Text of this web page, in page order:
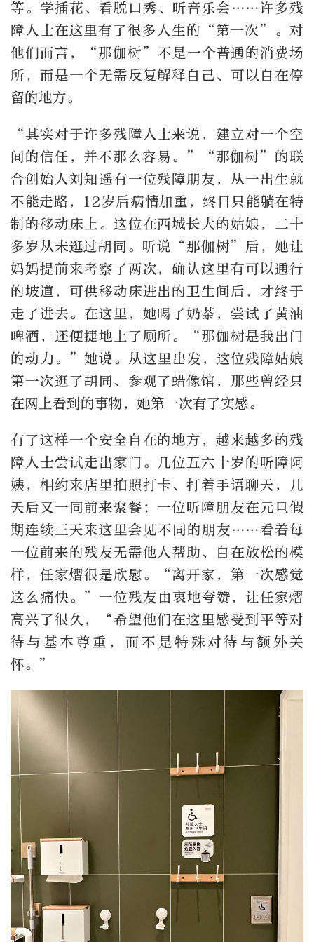
等。学插花、看脱口秀、听音乐会……许多残
障人士在这里有了很多人生的“第一次”。对
他们而言，“那伽树”不是一个普通的消费场
所，而是一个无需反复解释自己、可以自在停
留的地方。
“其实对于许多残障人士来说，建立对一个空
间的信任，并不那么容易。”“那伽树”的联
合创始人刘知遥有一位残障朋友，从一出生就
不能走路，
12岁后病情加重，终日只能躺在特
制的移动床上。这位在西城长大的姑娘，二十
多岁从未逛过胡同。听说“那伽树”后，她让
妈妈提前来考察了两次，确认这里有可以通行
的坡道，可供移动床进出的卫生间后，才终于
走了进去。在这里，她喝了奶茶，尝试了黄油
啤酒，还便捷地上了厕所。“那伽树是我出门
的动力。”她说。从这里出发，这位残障姑娘
第一次逛了胡同、参观了蜡像馆，那些曾经只
在网上看到的事物，她第一次有了实感。
有了这样一个安全自在的地方，越来越多的残
障人士尝试走出家门。几位五六十岁的听障阿
姨，相约来店里拍照打卡、打着手语聊天，几
天后又一同前来聚餐；一位听障朋友在元旦假
期连续三天来这里会见不同的朋友……看着每
一位前来的残友无需他人帮助、自在放松的模
样，任家熠很是欣慰。“离开家，第一次感觉
这么痛快。”一位残友由衷地夸赞，让任家熠
高兴了很久，“希望他们在这里感受到平等对
待与基本尊重，而不是特殊对待与额外关
怀。”